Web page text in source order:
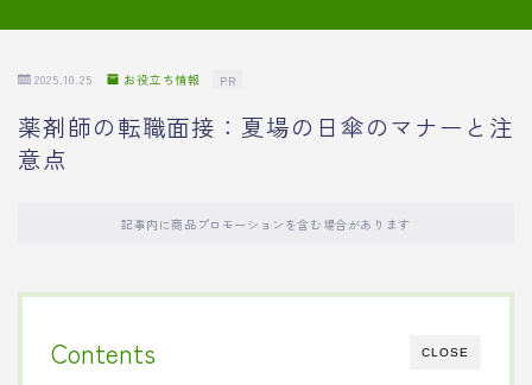
2025.10.25 お役立ち情報 PR
薬剤師の転職面接：夏場の日傘のマナーと注
意点
記事内に商品プロモーションを含む場合があります
CLOSE
Contents